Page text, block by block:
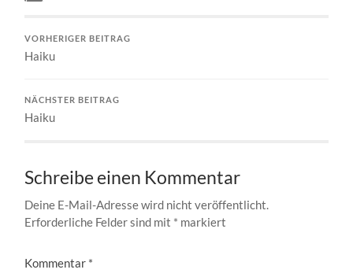
VORHERIGER BEITRAG
Haiku
NÄCHSTER BEITRAG
Haiku
Schreibe einen Kommentar
Deine E-Mail-Adresse wird nicht veröffentlicht.
Erforderliche Felder sind mit * markiert
Kommentar *